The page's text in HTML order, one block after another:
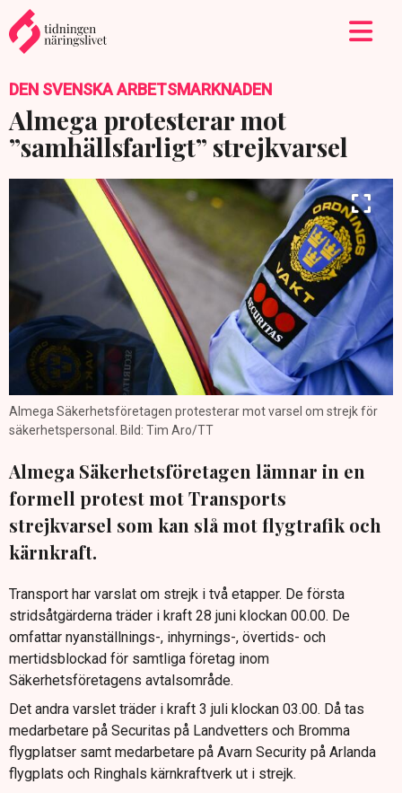
DEN SVENSKA ARBETSMARKNADEN
Almega protesterar mot
”samhällsfarligt” strejkvarsel
Almega Säkerhetsföretagen protesterar mot varsel om strejk för
säkerhetspersonal. Bild: Tim Aro/TT
Almega Säkerhetsföretagen lämnar in en
formell protest mot Transports
strejkvarsel som kan slå mot flygtrafik och
kärnkraft.
Transport har varslat om strejk i två etapper. De första
stridsåtgärderna träder i kraft 28 juni klockan 00.00. De
omfattar nyanställnings-, inhyrnings-, övertids- och
mertidsblockad för samtliga företag inom
Säkerhetsföretagens avtalsområde.
Det andra varslet träder i kraft 3 juli klockan 03.00. Då tas
medarbetare på Securitas på Landvetters och Bromma
flygplatser samt medarbetare på Avarn Security på Arlanda
flygplats och Ringhals kärnkraftverk ut i strejk.